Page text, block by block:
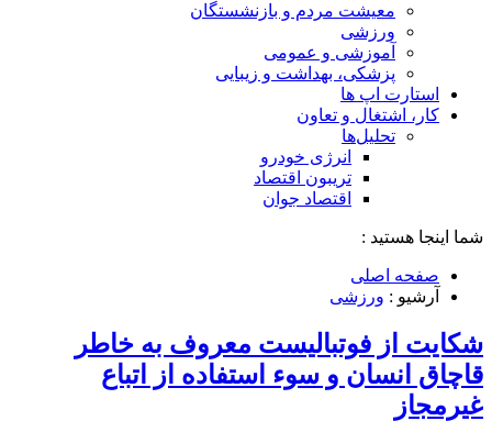
معیشت مردم و بازنشستگان
ورزشی
آموزشی و عمومی
پزشکی، بهداشت و زیبایی
استارت اپ ها
کار، اشتغال و تعاون
تحلیل‌ها
انرژی خودرو
تریبون اقتصاد
اقتصاد جوان
شما اینجا هستید :
صفحه اصلی
آرشیو : ورزشی
شکایت از فوتبالیست معروف به خاطر
قاچاق انسان و سوء استفاده از اتباع
غیرمجاز